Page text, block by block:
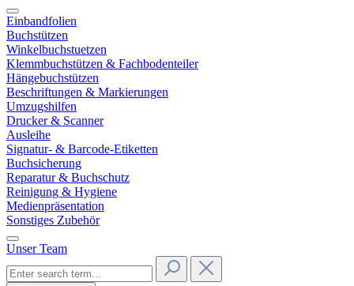
Einbandfolien
Buchstützen
Winkelbuchstuetzen
Klemmbuchstützen & Fachbodenteiler
Hängebuchstützen
Beschriftungen & Markierungen
Umzugshilfen
Drucker & Scanner
Ausleihe
Signatur- & Barcode-Etiketten
Buchsicherung
Reparatur & Buchschutz
Reinigung & Hygiene
Medienpräsentation
Sonstiges Zubehör
Unser Team